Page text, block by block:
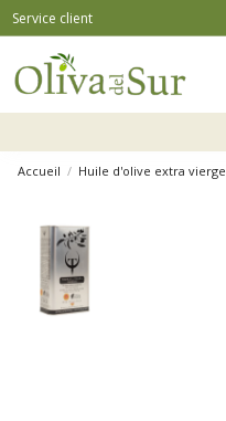
Service client
Accueil Huile d'olive extra vierge